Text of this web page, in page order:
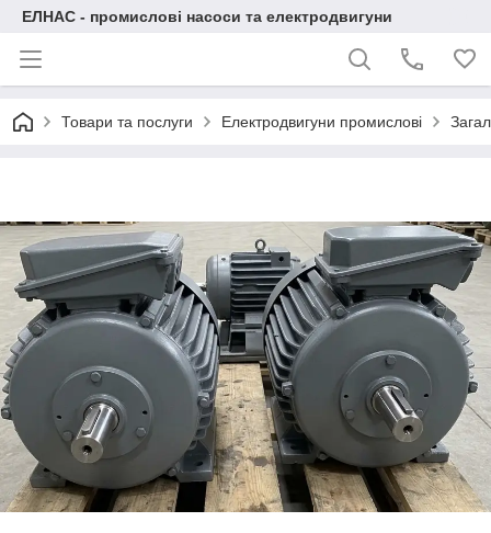
ЕЛНАС - промислові насоси та електродвигуни
Товари та послуги Електродвигуни промислові